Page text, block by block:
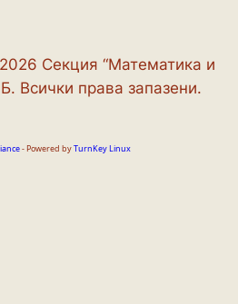
Секция “Математика и
Всички права запазени.
- Powered byTurnKey Linux